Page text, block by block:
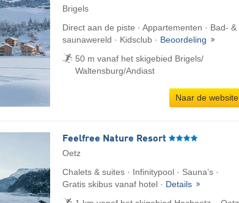
Brigels
Direct aan de piste · Appartementen · Bad- &
saunawereld · Kidsclub · Beoordeling
50 m vanaf het skigebied Brigels/​
Waltensburg/​Andiast
Naar de website
Feelfree Nature Resort
Oetz
Chalets & suites · Infinitypool · Sauna’s ·
Gratis skibus vanaf hotel · Details